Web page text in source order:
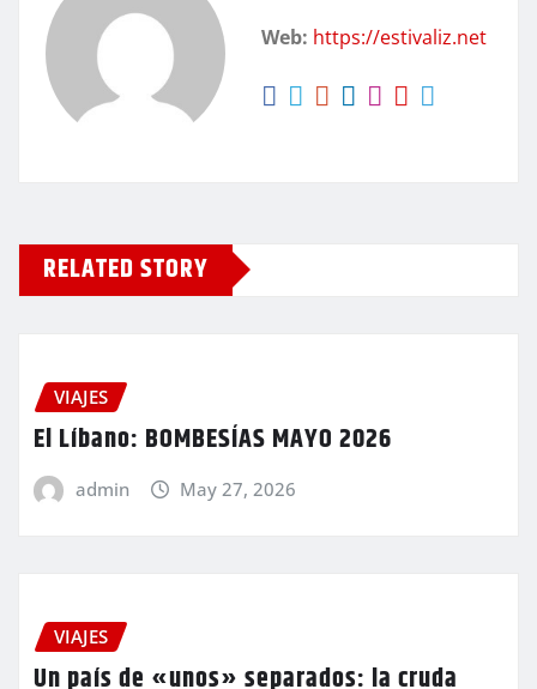
Web: https://estivaliz.net
RELATED STORY
VIAJES
El Líbano: BOMBESÍAS MAYO 2026
admin May 27, 2026
VIAJES
Un país de «unos» separados: la cruda